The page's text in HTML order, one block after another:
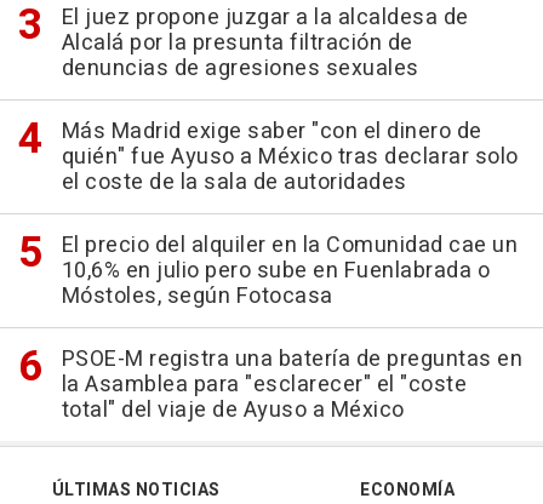
El juez propone juzgar a la alcaldesa de
Alcalá por la presunta filtración de
denuncias de agresiones sexuales
Más Madrid exige saber "con el dinero de
quién" fue Ayuso a México tras declarar solo
el coste de la sala de autoridades
El precio del alquiler en la Comunidad cae un
10,6% en julio pero sube en Fuenlabrada o
Móstoles, según Fotocasa
PSOE-M registra una batería de preguntas en
la Asamblea para "esclarecer" el "coste
total" del viaje de Ayuso a México
ÚLTIMAS NOTICIAS
ECONOMÍA